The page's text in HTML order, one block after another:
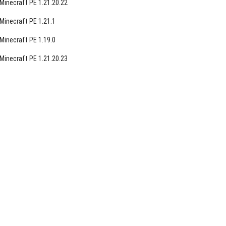
Minecraft PE 1.21.20.22
Minecraft PE 1.21.1
Minecraft PE 1.19.0
Minecraft PE 1.21.20.23